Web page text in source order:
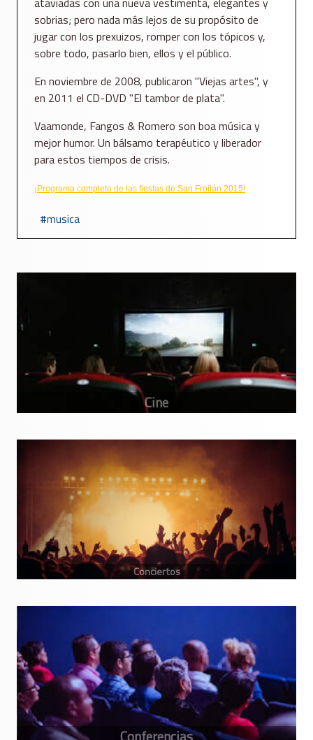
sobrias; pero nada más lejos de su propósito de
jugar con los prexuizos, romper con los tópicos y,
sobre todo, pasarlo bien, ellos y el público.
En noviembre de 2008, publicaron "Viejas artes", y
en 2011 el CD-DVD "El tambor de plata".
Vaamonde, Fangos & Romero son boa música y
mejor humor. Un bálsamo terapéutico y liberador
para estos tiempos de crisis.
¡Programa completo de las fiestas de San Froilán 2015!
musica